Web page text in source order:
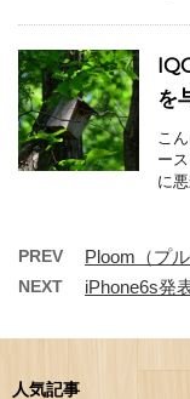
を
こ
ー
に
PREV Ploom（プ
NEXT iPhone6s発
人気記事